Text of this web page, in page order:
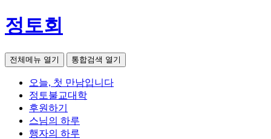
정토회
전체메뉴 열기 통합검색 열기
오늘, 첫 만남입니다
정토불교대학
후원하기
스님의 하루
행자의 하루